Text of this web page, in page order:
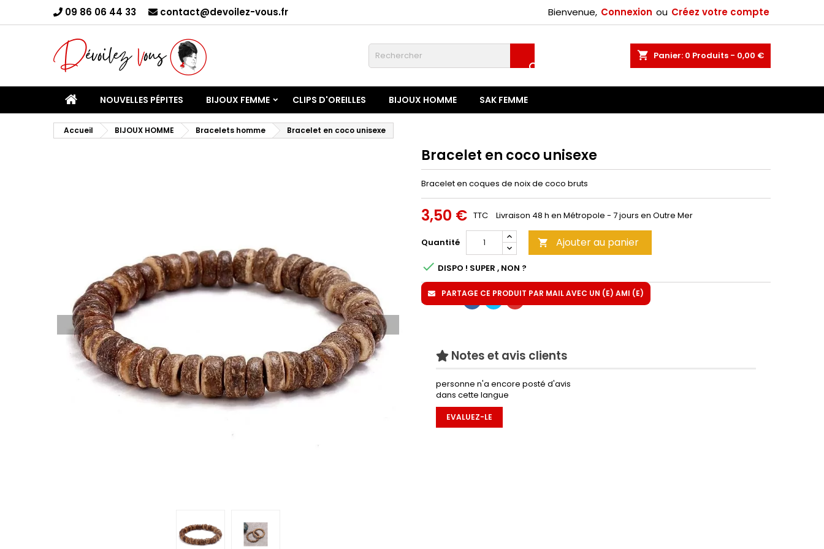
09 86 06 44 33 contact@devoilez-vous.fr Bienvenue, Connexion ou Créez votre compte
shopping_cart Panier: 0 Produits - 0,00 €

NOUVELLES PÉPITES BIJOUX FEMME CLIPS D'OREILLES BIJOUX HOMME SAK FEMME
Accueil BIJOUX HOMME Bracelets homme Bracelet en coco unisexe
Bracelet en coco unisexe
Bracelet en coques de noix de coco bruts
3,50 € TTC Livraison 48 h en Métropole - 7 jours en Outre Mer
Quantité  Ajouter au panier
 DISPO ! SUPER , NON ?
Partager
PARTAGE CE PRODUIT PAR MAIL AVEC UN (E) AMI (E)
Notes et avis clients
personne n'a encore posté d'avis
dans cette langue
EVALUEZ-LE
×
You need to be logged in to save products in your wish list.
Annuler